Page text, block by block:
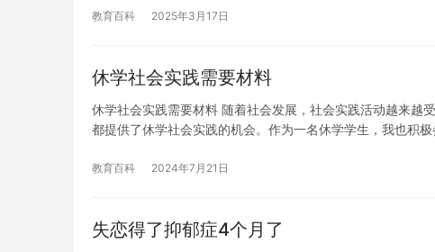
教育百科 2025年3月17日
休学社会实践需要材料
休学社会实践需要材料 随着社会发展，社会实践活动越来越
都提供了休学社会实践的机会。作为一名休学学生，我也积
教育百科 2024年7月21日
失恋得了抑郁症4个月了